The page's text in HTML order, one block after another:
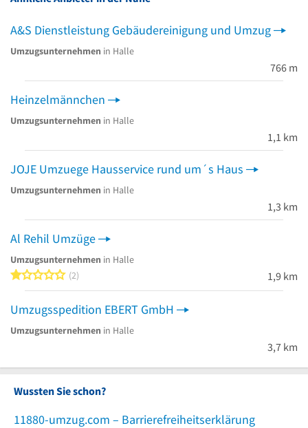
A&S Dienstleistung Gebäudereinigung und Umzug
Umzugsunternehmen in Halle
766 m
Heinzelmännchen
Umzugsunternehmen in Halle
1,1 km
JOJE Umzuege Hausservice rund um´s Haus
Umzugsunternehmen in Halle
1,3 km
Al Rehil Umzüge
Umzugsunternehmen in Halle
1 von 5 Sternen
2 1,9 km
Umzugsspedition EBERT GmbH
Umzugsunternehmen in Halle
3,7 km
Wussten Sie schon?
11880-umzug.com – Barrierefreiheitserklärung